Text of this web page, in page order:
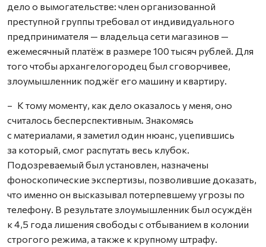
дело о вымогательстве: член организованной
преступной группы требовал от индивидуального
предпринимателя — владельца сети магазинов —
ежемесячный платёж в размере 100 тысяч рублей. Для
того чтобы архангелогородец был сговорчивее,
злоумышленник поджёг его машину и квартиру.
– К тому моменту, как дело оказалось у меня, оно
считалось бесперспективным. Знакомясь
с материалами, я заметил один нюанс, уцепившись
за который, смог распутать весь клубок.
Подозреваемый был установлен, назначены
фоноскопические экспертизы, позволившие доказать,
что именно он высказывал потерпевшему угрозы по
телефону. В результате злоумышленник был осуждён
к 4,5 года лишения свободы с отбыванием в колонии
строгого режима, а также к крупному штрафу.